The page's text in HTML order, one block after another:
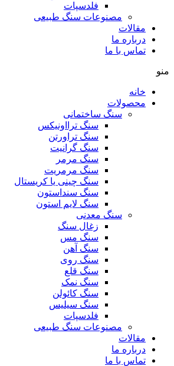
فلدسپات
مصنوعات سنگ طبیعی
مقالات
درباره ما
تماس با ما
منو
خانه
محصولات
سنگ ساختمانی
سنگ ترااونیکس
سنگ تراورتن
سنگ گرانیت
سنگ مرمر
سنگ مرمریت
سنگ چینی یا کریستال
سنگ سنداستون
سنگ لایم استون
سنگ معدنی
زغال سنگ
سنگ مس
سنگ آهن
سنگ روی
سنگ قلع
سنگ نمک
سنگ کائولن
سنگ سیلیس
فلدسپات
مصنوعات سنگ طبیعی
مقالات
درباره ما
تماس با ما